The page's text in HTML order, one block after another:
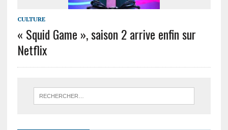
CULTURE
« Squid Game », saison 2 arrive enfin sur
Netflix